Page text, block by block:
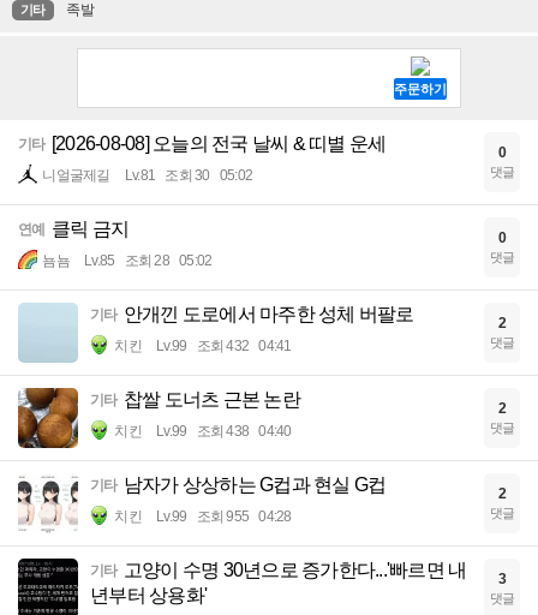
기타 족발
기타 [2026-08-08] 오늘의 전국 날씨 & 띠별 운세
니얼굴제길 Lv.81 조회 30 05:02
0
댓글
연예 클릭 금지
뇸뇸 Lv.85 조회 28 05:02
0
댓글
기타 안개낀 도로에서 마주한 성체 버팔로
치킨 Lv.99 조회 432 04:41
2
댓글
기타 찹쌀 도너츠 근본 논란
치킨 Lv.99 조회 438 04:40
2
댓글
기타 남자가 상상하는 G컵과 현실 G컵
치킨 Lv.99 조회 955 04:28
2
댓글
기타 고양이 수명 30년으로 증가한다...'빠르면 내
년부터 상용화'
3
댓글